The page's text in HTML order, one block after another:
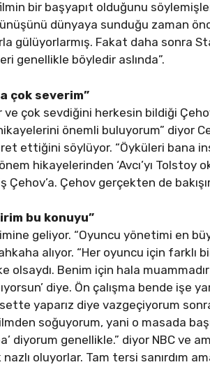
bir başyapıt olduğunu
dünyaya sunduğu zaman
gülüyorlarmış. Fakat daha sonra
genellikle böyledir aslında”.
çok severim”
çok sevdiğini herkesin bildiği
önemli buluyorum” diyor
ettiğini söylüyor. “Öyküleri bana
hikayelerinden ‘Avcı’yı
Çehov’a. Çehov gerçekten de
bu konuyu”
geliyor. “Oyuncu yönetimi en
alıyor. “Her oyuncu için farklı
olsaydı. Benim için hala
diye. Ön çalışma bende işe
yaparız diye vazgeçiyorum
soğuyorum, yani o masada
diyorum genellikle.” diyor NBC ve
oluyorlar. Tam tersi sanırdım